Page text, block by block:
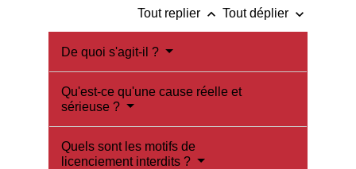
Tout replier keyboard_arrow_up Tout déplier keyboard_arrow_down
De quoi s'agit-il ?
Qu'est-ce qu'une cause réelle et
sérieuse ?
Quels sont les motifs de
licenciement interdits ?